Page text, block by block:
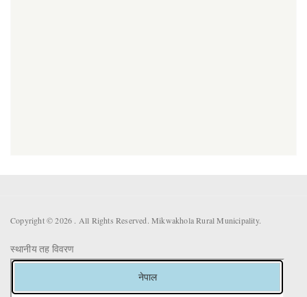
Copyright © 2026 . All Rights Reserved. Mikwakhola Rural Municipality.
स्थानीय तह विवरण